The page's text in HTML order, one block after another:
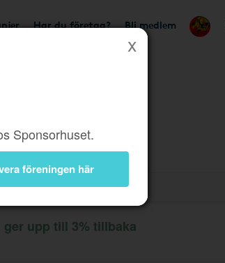
Har du företag? Bli medlem
Sponsorhuset.
föreningen här
ger upp till 3% tillbaka